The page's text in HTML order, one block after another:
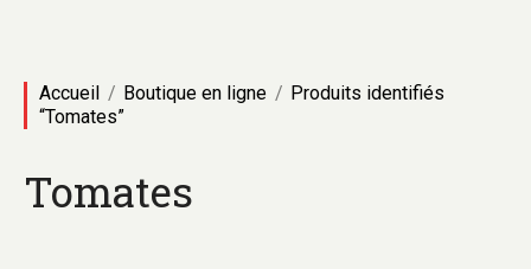
Accueil Boutique en ligne
Produits identifiés
“Tomates”
Tomates